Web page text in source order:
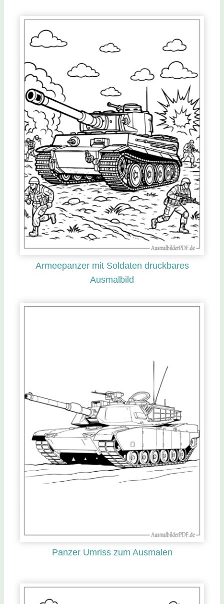
Armeepanzer mit Soldaten druckbares
Ausmalbild
Panzer Umriss zum Ausmalen